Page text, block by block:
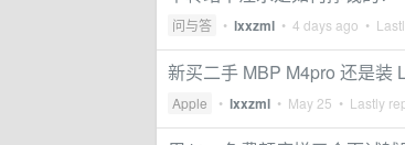
问与答 • lxxzml • 4 days ago •
新买二手 MBP M4pro 还是装
Apple • lxxzml • May 25 • Lastly